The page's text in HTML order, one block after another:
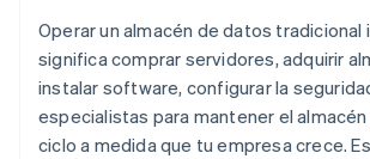
Operar un almacén de datos
significa comprar servidores, adquirir
instalar software, configurar la
especialistas para mantener el
ciclo a medida que tu empresa crece.